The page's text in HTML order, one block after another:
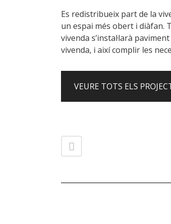
Es redistribueix part de la
un espai més obert i diàfan.
vivenda s’instal·larà
vivenda, i així complir les
VEURE TOTS ELS